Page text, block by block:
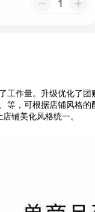
工作量。升级优化了团
等，可根据店铺风格的
铺美化风格统一。